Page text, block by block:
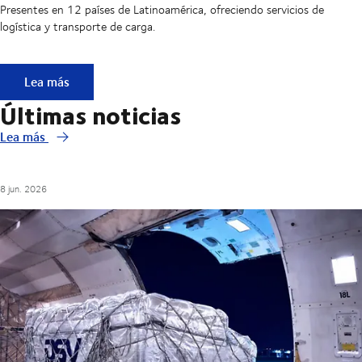
Presentes en 12 países de Latinoamérica, ofreciendo servicios de
logística y transporte de carga.
DSV en LATAM
Lea más
Últimas noticias
Lea más
8 jun. 2026